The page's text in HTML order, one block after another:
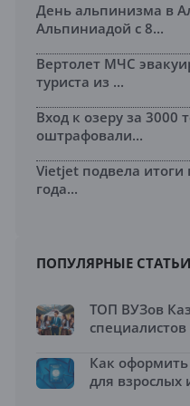
День альпинизма в
Альпиниадой с 8...
Вертолет МЧС
туриста из ...
Вход к озеру за 3000
оштрафовали...
Vietjet подвела итоги
года...
ПОПУЛЯРНЫЕ СТАТЬИ
ТОП ВУЗов
Как
для взрослых